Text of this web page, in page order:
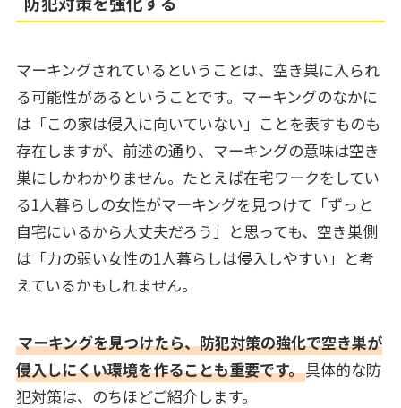
マーキングされているということは、空き巣に入られ
る可能性があるということです。マーキングのなかに
は「この家は侵入に向いていない」ことを表すものも
存在しますが、前述の通り、マーキングの意味は空き
巣にしかわかりません。たとえば在宅ワークをしてい
る1人暮らしの女性がマーキングを見つけて「ずっと
自宅にいるから大丈夫だろう」と思っても、空き巣側
は「力の弱い女性の1人暮らしは侵入しやすい」と考
えているかもしれません。
マーキングを見つけたら、防犯対策の強化で空き巣が
侵入しにくい環境を作ることも重要です。具体的な防
犯対策は、のちほどご紹介します。